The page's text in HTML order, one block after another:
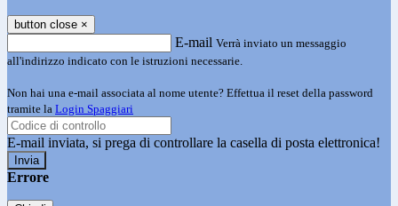
button close ×
E-mail Verrà inviato un messaggio
all'indirizzo indicato con le istruzioni necessarie.
Non hai una e-mail associata al nome utente? Effettua il reset della password
tramite la Login Spaggiari
E-mail inviata, si prega di controllare la casella di posta elettronica!
Errore